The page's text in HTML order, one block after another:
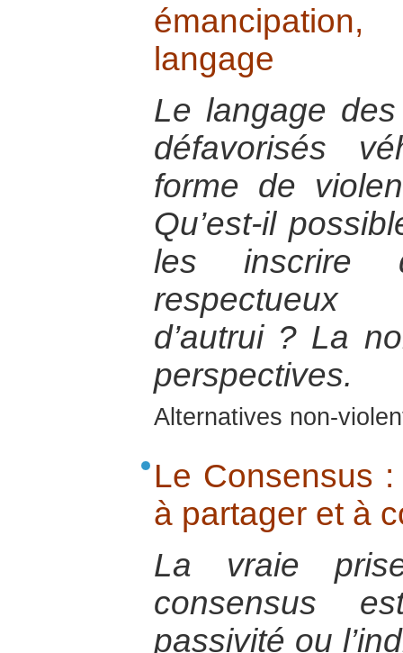
langage
Le langage
défavorisés
forme de
Qu’est-il
les inscrire
respectueux
d’autrui ? La
perspectives.
Alternatives non-
Le Consensus
à partager et à
La vraie
consensus
passivité ou